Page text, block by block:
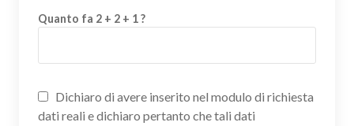
Quanto fa 2 + 2 + 1 ?
Dichiaro di avere inserito nel modulo di richiesta
dati reali e dichiaro pertanto che tali dati